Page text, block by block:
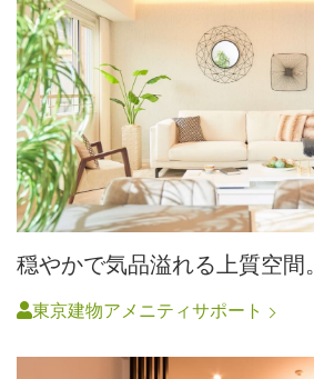
穏やかで気品溢れる上質空間。
東京建物アメニティサポート